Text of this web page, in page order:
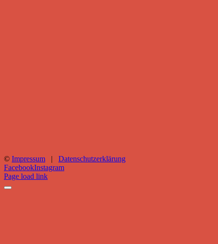
© Impressum | Datenschutzerklärung
FacebookInstagram
Page load link